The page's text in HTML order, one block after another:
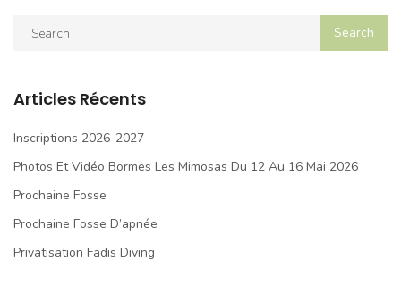
Articles Récents
Inscriptions 2026-2027
Photos Et Vidéo Bormes Les Mimosas Du 12 Au 16 Mai 2026
Prochaine Fosse
Prochaine Fosse D’apnée
Privatisation Fadis Diving